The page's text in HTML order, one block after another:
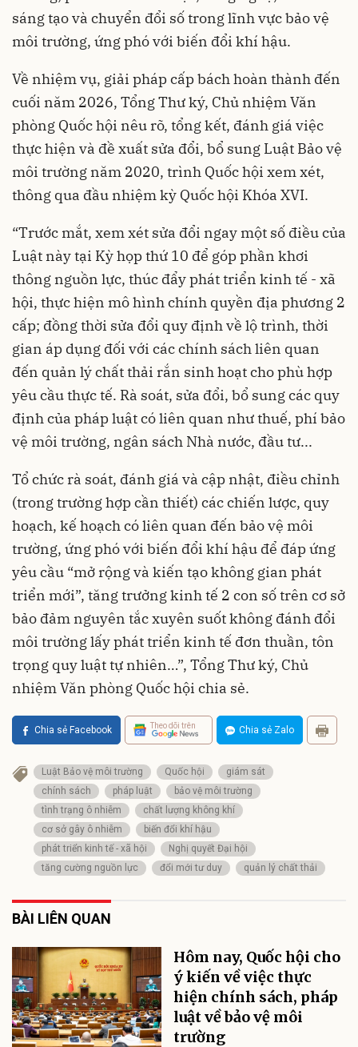
sáng tạo và chuyển đổi số trong lĩnh vực bảo vệ
môi trường, ứng phó với biến đổi khí hậu.
Về nhiệm vụ, giải pháp cấp bách hoàn thành đến
cuối năm 2026, Tổng Thư ký, Chủ nhiệm Văn
phòng Quốc hội nêu rõ, tổng kết, đánh giá việc
thực hiện và đề xuất sửa đổi, bổ sung Luật Bảo vệ
môi trường năm 2020, trình Quốc hội xem xét,
thông qua đầu nhiệm kỳ Quốc hội Khóa XVI.
“Trước mắt, xem xét sửa đổi ngay một số điều của
Luật này tại Kỳ họp thứ 10 để góp phần khơi
thông nguồn lực, thúc đẩy phát triển kinh tế - xã
hội, thực hiện mô hình chính quyền địa phương 2
cấp; đồng thời sửa đổi quy định về lộ trình, thời
gian áp dụng đối với các chính sách liên quan
đến quản lý chất thải rắn sinh hoạt cho phù hợp
yêu cầu thực tế. Rà soát, sửa đổi, bổ sung các quy
định của pháp luật có liên quan như thuế, phí bảo
vệ môi trường, ngân sách Nhà nước, đầu tư...
Tổ chức rà soát, đánh giá và cập nhật, điều chỉnh
(trong trường hợp cần thiết) các chiến lược, quy
hoạch, kế hoạch có liên quan đến bảo vệ môi
trường, ứng phó với biến đổi khí hậu để đáp ứng
yêu cầu “mở rộng và kiến tạo không gian phát
triển mới”, tăng trưởng kinh tế 2 con số trên cơ sở
bảo đảm nguyên tắc xuyên suốt không đánh đổi
môi trường lấy phát triển kinh tế đơn thuần, tôn
trọng quy luật tự nhiên…”, Tổng Thư ký, Chủ
nhiệm Văn phòng Quốc hội chia sẻ.
Chia sẻ Facebook Theo dõi trên Chia sẻ Zalo
Luật Bảo vệ môi trường Quốc hội
giám sát
chính sách
pháp luật
bảo vệ môi trường
tình trạng ô nhiễm
chất lượng không khí
cơ sở gây ô nhiễm
biến đổi khí hậu
phát triển kinh tế - xã hội
Nghị quyết Đại hội
tăng cường nguồn lực
đổi mới tư duy quản lý chất thải
BÀI LIÊN QUAN
Hôm nay, Quốc hội cho
ý kiến về việc thực
hiện chính sách, pháp
luật về bảo vệ môi
trường